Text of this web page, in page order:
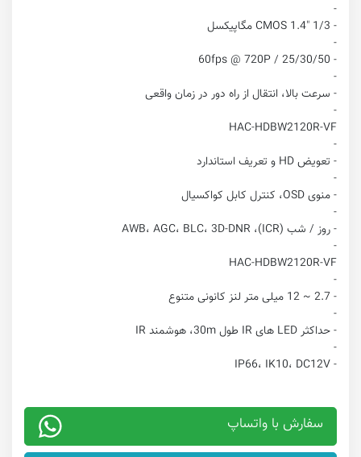
-
- 1/3 "CMOS 1.4 مگاپیکسل
-
- 25/30/50 / 60fps @ 720P
-
- سرعت بالا، انتقال از راه دور در زمان واقعی
-
HAC-HDBW2120R-VF
-
- تعویض HD و تعریف استاندارد
-
- منوی OSD، کنترل کابل کواکسیال
-
- روز / شب (ICR)، AWB، AGC، BLC، 3D-DNR
-
HAC-HDBW2120R-VF
-
- 2.7 ~ 12 میلی متر لنز کانونی متنوع
-
- حداکثر LED های IR طول 30m، هوشمند IR
-
- IP66، IK10، DC12V
سفارش با واتساپ